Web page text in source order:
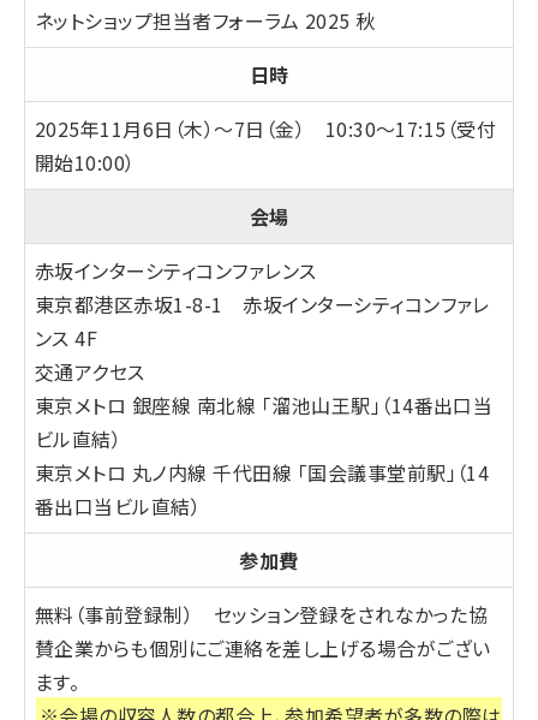
ネットショップ担当者フォーラム 2025 秋
日時
2025年11月6日（木）～7日（金） 10:30～17:15（受付
開始10:00）
会場
赤坂インターシティコンファレンス
東京都港区赤坂1-8-1 赤坂インターシティコンファレ
ンス 4F
交通アクセス
東京メトロ 銀座線 南北線 「溜池山王駅」（14番出口当
ビル直結）
東京メトロ 丸ノ内線 千代田線 「国会議事堂前駅」（14
番出口当ビル直結）
参加費
無料（事前登録制） セッション登録をされなかった協
賛企業からも個別にご連絡を差し上げる場合がござい
ます。